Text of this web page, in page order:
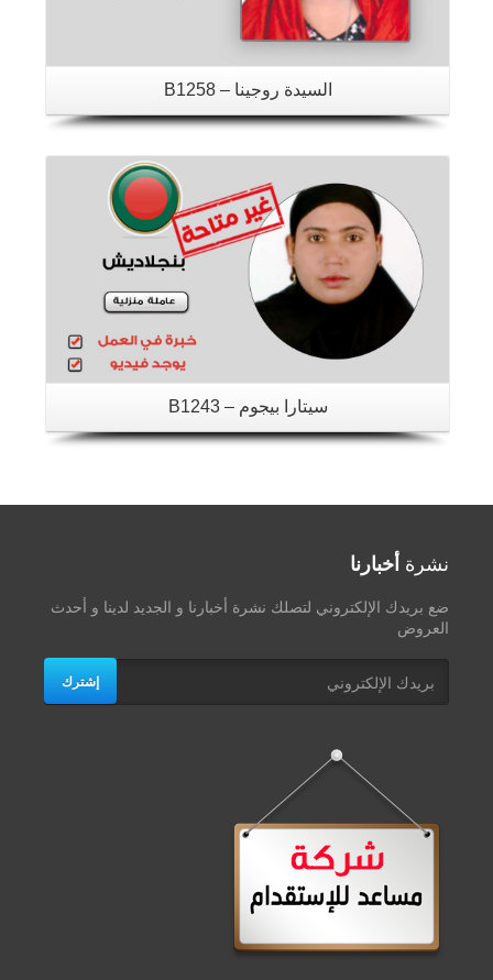
السيدة روجينا – B1258
سيتارا بيجوم – B1243
نشرة أخبارنا
ضع بريدك الإلكتروني لتصلك نشرة أخبارنا و الجديد لدينا و أحدث
العروض
إشترك